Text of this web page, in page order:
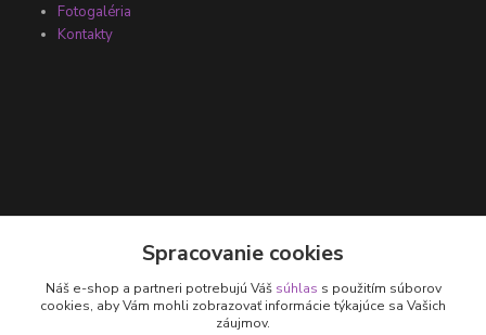
Fotogaléria
Kontakty
+421 905 531 251
Spracovanie cookies
Náš e-shop a partneri potrebujú Váš súhlas s použitím súborov
cookies, aby Vám mohli zobrazovať informácie týkajúce sa Vašich
záujmov.